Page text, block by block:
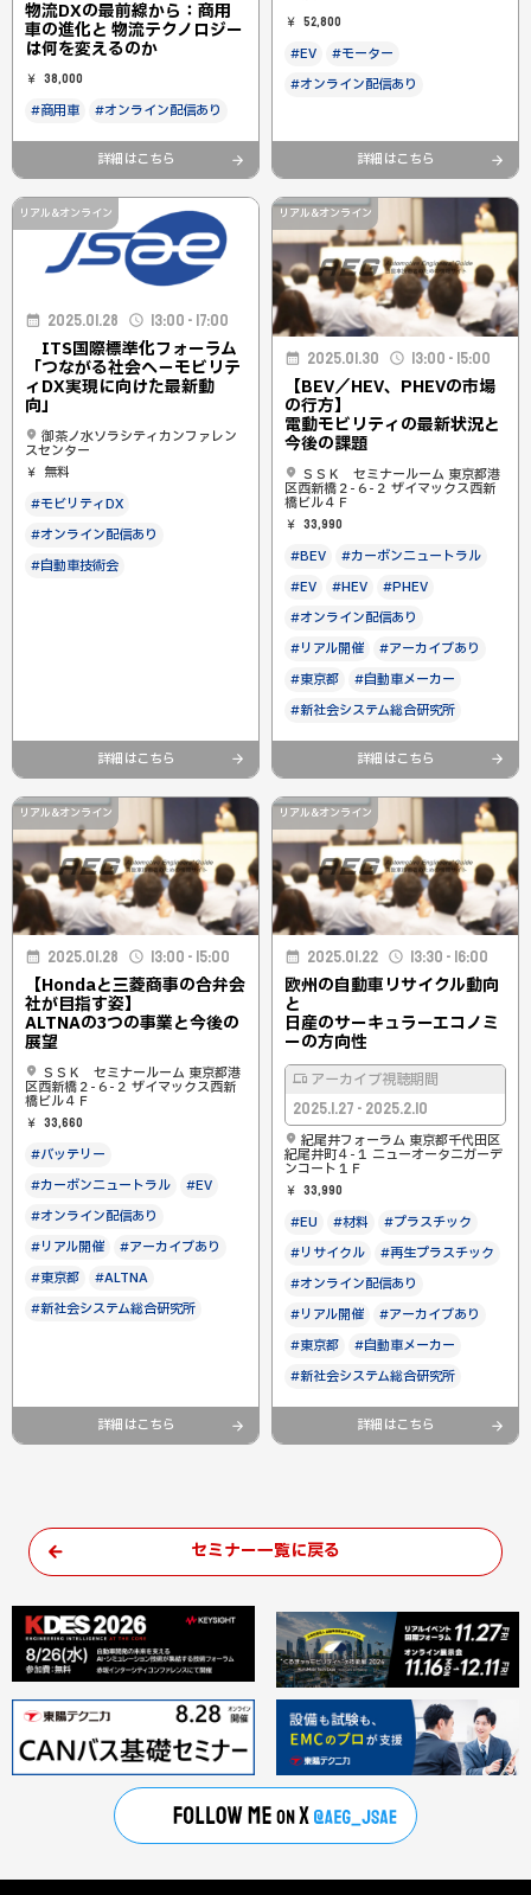
物流DXの最前線から：商用
車の進化と 物流テクノロジー
は何を変えるのか
38,000
#商用車 #オンライン配信あり
詳細はこちら
52,800
#EV
#モーター
#オンライン配信あり
詳細はこちら
リアル&オンライン
2025.01.28 13:00 - 17:00
ITS国際標準化フォーラム
「つながる社会へ－モビリテ
ィDX実現に向けた最新動
向」
御茶ノ水ソラシティカンファレン
スセンター
無料
#モビリティDX
#オンライン配信あり
#自動車技術会
詳細はこちら
リアル&オンライン
2025.01.30 13:00 - 15:00
【BEV／HEV、PHEVの市場
の行方】
電動モビリティの最新状況と
今後の課題
ＳＳＫ セミナールーム 東京都港
区西新橋２-６-２ ザイマックス西新
橋ビル４Ｆ
33,990
#BEV
#カーボンニュートラル
#EV
#HEV
#PHEV
#オンライン配信あり
#リアル開催
#アーカイブあり
#東京都
#自動車メーカー
#新社会システム総合研究所
詳細はこちら
リアル&オンライン
2025.01.28 13:00 - 15:00
【Hondaと三菱商事の合弁会
社が目指す姿】
ALTNAの3つの事業と今後の
展望
ＳＳＫ セミナールーム 東京都港
区西新橋２-６-２ ザイマックス西新
橋ビル４Ｆ
33,660
#バッテリー
#カーボンニュートラル
#EV
#オンライン配信あり
#リアル開催
#アーカイブあり
#東京都
#ALTNA
#新社会システム総合研究所
詳細はこちら
リアル&オンライン
2025.01.22 13:30 - 16:00
欧州の自動車リサイクル動向
と
日産のサーキュラーエコノミ
ーの方向性
アーカイブ視聴期間
2025.1.27 - 2025.2.10
紀尾井フォーラム 東京都千代田区
紀尾井町４-１ ニューオータニガーデ
ンコート１Ｆ
33,990
#EU #材料
#プラスチック
#リサイクル
#再生プラスチック
#オンライン配信あり
#リアル開催
#アーカイブあり
#東京都
#自動車メーカー
#新社会システム総合研究所
詳細はこちら
セミナー一覧に戻る